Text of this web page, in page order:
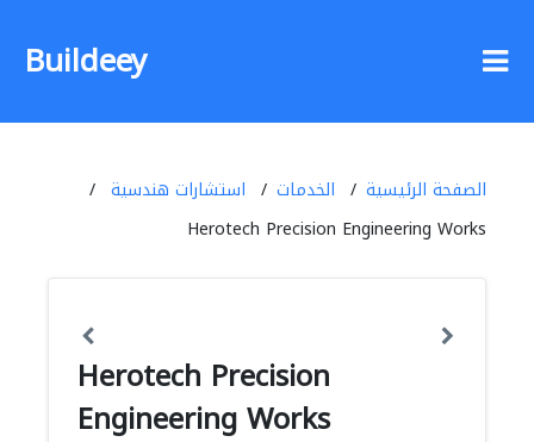
Buildeey
الصفحة الرئيسية الخدمات
استشارات هندسية
Herotech Precision Engineering Works
Herotech Precision
Engineering Works